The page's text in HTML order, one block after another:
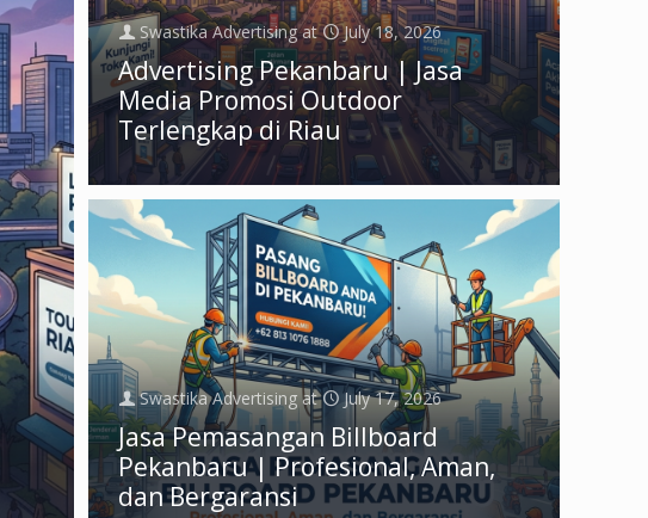
Swastika Advertising at July 18, 2026
Advertising Pekanbaru | Jasa
Media Promosi Outdoor
Terlengkap di Riau
Swastika Advertising at July 17, 2026
Jasa Pemasangan Billboard
Pekanbaru | Profesional, Aman,
dan Bergaransi